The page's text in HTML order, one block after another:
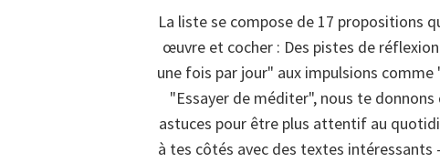
La liste se compose de 17 propositions
œuvre et cocher : Des pistes de
une fois par jour" aux impulsions comme
"Essayer de méditer", nous te donnons
astuces pour être plus attentif au
à tes côtés avec des textes intéressants